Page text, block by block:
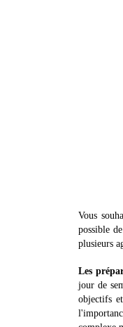
Vous
possible
plusieurs
Les
jour de
objectifs